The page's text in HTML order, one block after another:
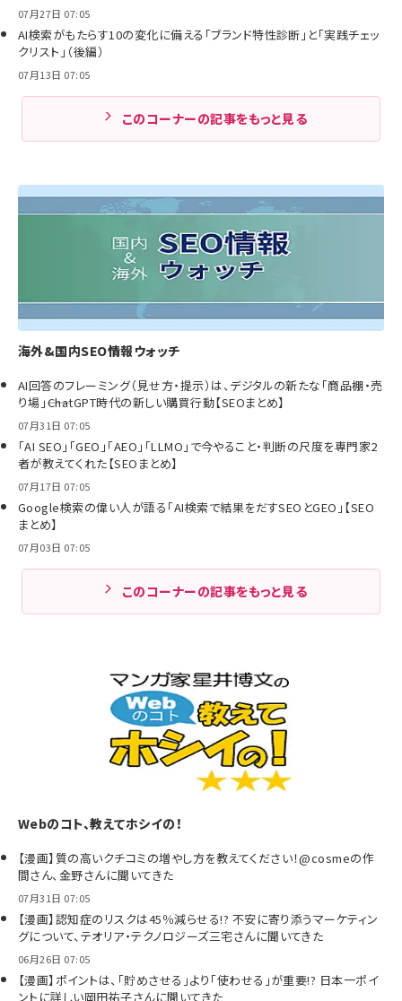
07月27日 07:05
AI検索がもたらす10の変化に備える「ブランド特性診断」と「実践チェッ
クリスト」（後編）
07月13日 07:05
このコーナーの記事をもっと見る
海外&国内SEO情報ウォッチ
AI回答のフレーミング（見せ方・提示）は、デジタルの新たな「商品棚・売
り場」――ChatGPT時代の新しい購買行動【SEOまとめ】
07月31日 07:05
「AI SEO」「GEO」「AEO」「LLMO」で今やること・判断の尺度を専門家2
者が教えてくれた【SEOまとめ】
07月17日 07:05
Google検索の偉い人が語る「AI検索で結果をだすSEOとGEO」【SEO
まとめ】
07月03日 07:05
このコーナーの記事をもっと見る
Webのコト、教えてホシイの！
【漫画】質の高いクチコミの増やし方を教えてください！@cosmeの作
間さん、金野さんに聞いてきた
07月31日 07:05
【漫画】認知症のリスクは45％減らせる!? 不安に寄り添うマーケティン
グについて、テオリア・テクノロジーズ三宅さんに聞いてきた
06月26日 07:05
【漫画】ポイントは、「貯めさせる」より「使わせる」が重要!? 日本一ポイ
ントに詳しい岡田祐子さんに聞いてきた